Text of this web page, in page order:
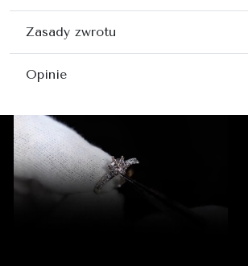
Zasady zwrotu
Opinie